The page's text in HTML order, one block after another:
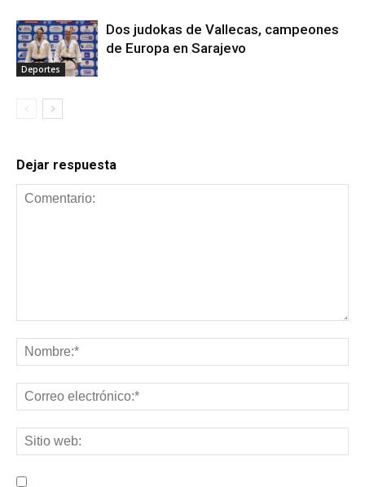
Deportes
Dos judokas de Vallecas, campeones
de Europa en Sarajevo
Dejar respuesta